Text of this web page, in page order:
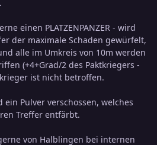
einen PLATZENPANZER - wird
der maximale Schaden gewürfelt,
alle im Umkreis von 10m werden
(+4+Grad/2 des Paktkriegers -
ist nicht betroffen.
ein Pulver verschossen, welches
Treffer entfärbt.
gerne von Halblingen bei internen